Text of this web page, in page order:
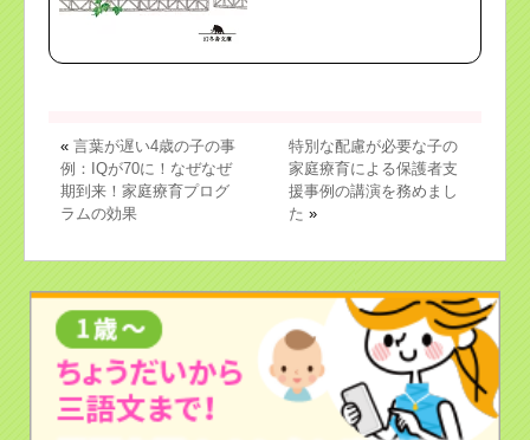
« 言葉が遅い4歳の子の事
例：IQが70に！なぜなぜ
期到来！家庭療育プログ
ラムの効果
特別な配慮が必要な子の
家庭療育による保護者支
援事例の講演を務めまし
た »